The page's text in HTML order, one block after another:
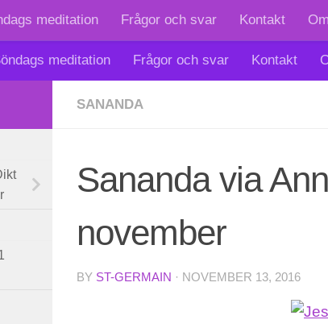
meditation Frågor och svar Kontakt
meditation Frågor och svar Kontakt
SANANDA
Sananda via
november
BY ST-GERMAIN · NOVEMBER 13, 2016